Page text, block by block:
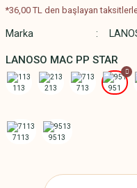
*36,00 TL den başlayan
Marka
LANOSO MAC PP STAR